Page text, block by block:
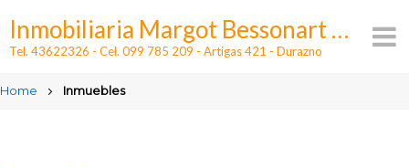
content
Inmobiliaria Margot Bessonart - Alquileres y ventas en Durazno
Tel. 43622326 - Cel. 099 785 209 - Artigas 421 - Durazno
Home Inmuebles